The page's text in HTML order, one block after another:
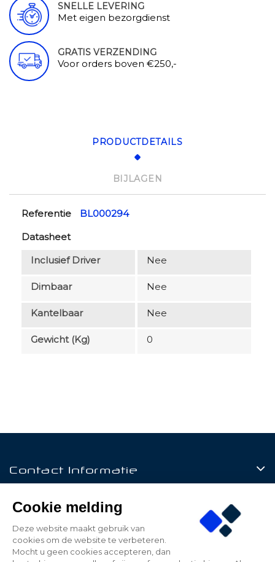
SNELLE LEVERING
Met eigen bezorgdienst
GRATIS VERZENDING
Voor orders boven €250,-
PRODUCTDETAILS
BIJLAGEN
Referentie
BL000294
Datasheet
Inclusief Driver
Nee
Dimbaar Nee
Kantelbaar Nee
Gewicht (kg) 0
Contact Informatie
Mijn Account
Cookie melding
Deze website maakt gebruik van
cookies om de website te verbeteren.
Mocht u geen cookies accepteren, dan